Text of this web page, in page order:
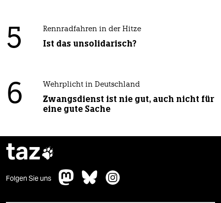
5 Rennradfahren in der Hitze
Ist das unsolidarisch?
6 Wehrplicht in Deutschland
Zwangsdienst ist nie gut, auch nicht für
eine gute Sache
taz
Folgen Sie uns